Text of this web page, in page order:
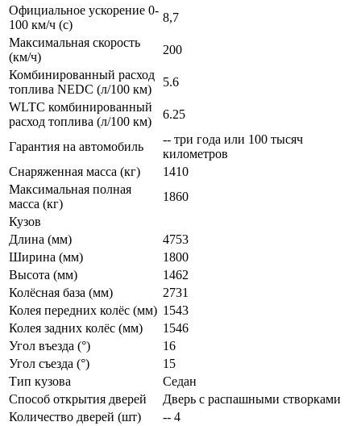
Официальное ускорение 0-
100 км/ч (с)
8,7
Максимальная скорость
(км/ч)
200
Комбинированный расход
топлива NEDC (л/100 км)
5.6
WLTC комбинированный
расход топлива (л/100 км)
6.25
Гарантия на автомобиль
-- три года или 100 тысяч
километров
Снаряженная масса (кг)
1410
Максимальная полная
масса (кг)
1860
Кузов
Длина (мм)
4753
Ширина (мм)
1800
Высота (мм)
1462
Колёсная база (мм)
2731
Колея передних колёс (мм) 1543
Колея задних колёс (мм)
1546
Угол въезда (°)
16
Угол съезда (°)
15
Тип кузова
Седан
Способ открытия дверей
Дверь с распашными створками
Количество дверей (шт)
-- 4